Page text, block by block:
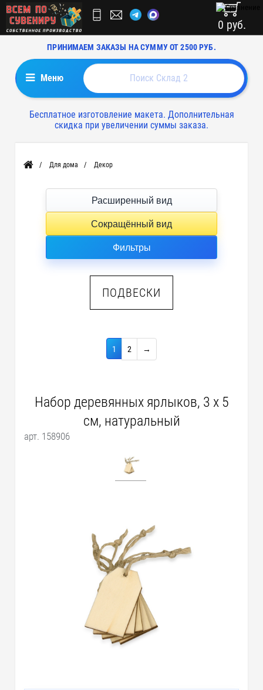
ПРИНИМАЕМ ЗАКАЗЫ НА СУММУ ОТ 2500 РУБ.
0 руб.
Меню
Бесплатное изготовление макета. Дополнительная
скидка при увеличении суммы заказа.
Главная Для дома Декор
Расширенный вид
Сокращённый вид
Фильтры
ПОДВЕСКИ
1 2 →
Набор деревянных ярлыков, 3 х 5
см, натуральный
арт. 158906